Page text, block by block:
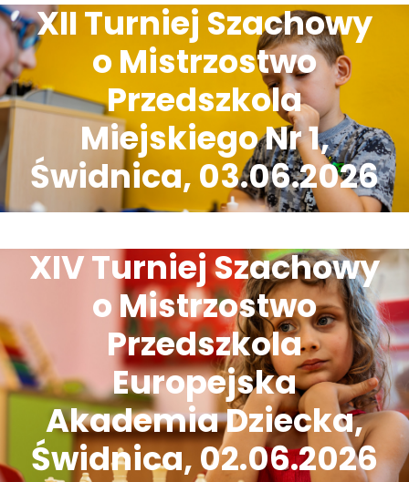
XII Turniej Szachowy
o Mistrzostwo
Przedszkola
Miejskiego Nr 1,
Świdnica, 03.06.2026
XIV Turniej Szachowy
o Mistrzostwo
Przedszkola
Europejska
Akademia Dziecka,
Świdnica, 02.06.2026